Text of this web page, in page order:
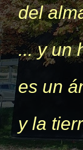
del
... y un
es un
y la